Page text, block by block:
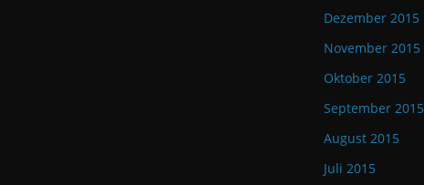
Dezember 2015
November 2015
Oktober 2015
September 2015
August 2015
Juli 2015